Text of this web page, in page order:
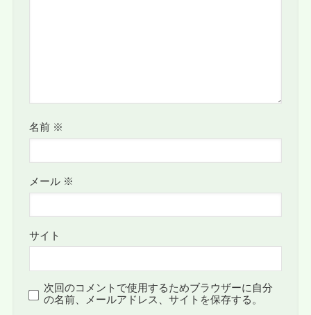
名前 ※
メール ※
サイト
次回のコメントで使用するためブラウザーに自分
の名前、メールアドレス、サイトを保存する。